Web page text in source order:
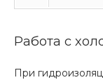
Работа с
При